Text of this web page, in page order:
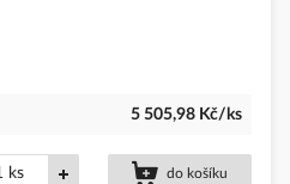
5 505,98 Kč/ks
ks do košíku